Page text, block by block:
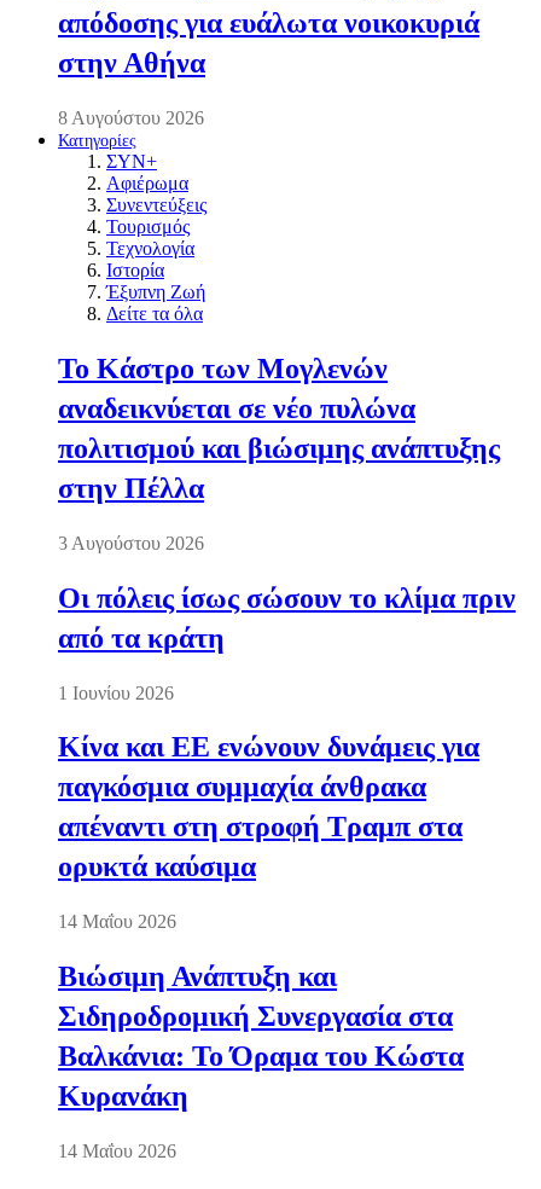
απόδοσης για ευάλωτα νοικοκυριά
στην Αθήνα
8 Αυγούστου 2026
Κατηγορίες
ΣΥΝ+
Αφιέρωμα
Συνεντεύξεις
Τουρισμός
Τεχνολογία
Ιστορία
Έξυπνη Ζωή
Δείτε τα όλα
Το Κάστρο των Μογλενών
αναδεικνύεται σε νέο πυλώνα
πολιτισμού και βιώσιμης ανάπτυξης
στην Πέλλα
3 Αυγούστου 2026
Οι πόλεις ίσως σώσουν το κλίμα πριν
από τα κράτη
1 Ιουνίου 2026
Κίνα και ΕΕ ενώνουν δυνάμεις για
παγκόσμια συμμαχία άνθρακα
απέναντι στη στροφή Τραμπ στα
ορυκτά καύσιμα
14 Μαΐου 2026
Βιώσιμη Ανάπτυξη και
Σιδηροδρομική Συνεργασία στα
Βαλκάνια: Το Όραμα του Κώστα
Κυρανάκη
14 Μαΐου 2026